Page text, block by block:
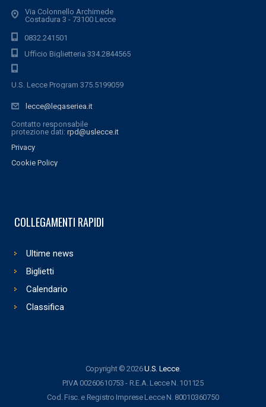
Via Colonnello Archimede
Costadura 3 - 73100 Lecce
0832.241501
Ufficio Biglietteria 334.2844565
U.S. Lecce Program 375.5199059
lecce@legaseriea.it
Contatto responsabile
protezione dati: rpd@uslecce.it
Privacy
Cookie Policy
COLLEGAMENTI RAPIDI
Ultime news
Biglietti
Calendario
Classifica
Copyright © 2026U.S. Lecce.
P.IVA 00260610753 - R.E.A. Lecce N. 101125
Cod. Fisc. e Registro Imprese Lecce N. 80010360750